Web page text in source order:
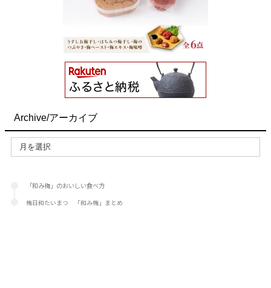
Archive/アーカイブ
「和み梅」のおいしい食べ方
梅日和たいまつ 「和み梅」まとめ